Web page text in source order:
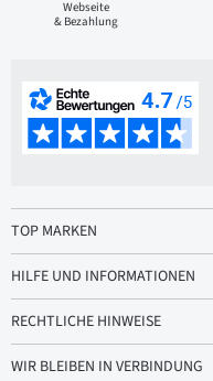
Webseite
& Bezahlung
TOP MARKEN
HILFE UND INFORMATIONEN
RECHTLICHE HINWEISE
WIR BLEIBEN IN VERBINDUNG